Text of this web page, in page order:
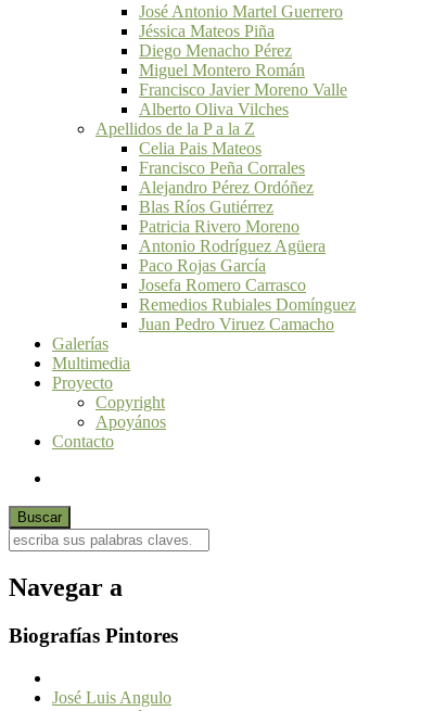
José Antonio Martel Guerrero
Jéssica Mateos Piña
Diego Menacho Pérez
Miguel Montero Román
Francisco Javier Moreno Valle
Alberto Oliva Vilches
Apellidos de la P a la Z
Celia Pais Mateos
Francisco Peña Corrales
Alejandro Pérez Ordóñez
Blas Ríos Gutiérrez
Patricia Rivero Moreno
Antonio Rodríguez Agüera
Paco Rojas García
Josefa Romero Carrasco
Remedios Rubiales Domínguez
Juan Pedro Viruez Camacho
Galerías
Multimedia
Proyecto
Copyright
Apoyános
Contacto
Navegar a
Biografías Pintores
José Luis Angulo